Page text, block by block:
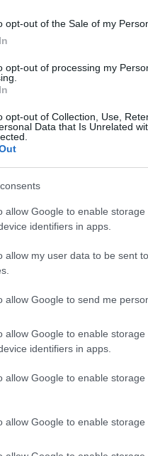
opt-out of the Sale of my
opt-out of processing my
opt-out of Collection, Use,
Data that Is Unrelated
allow Google to enable
identifiers in apps.
allow my user data to be sent
allow Google to send me
allow Google to enable
identifiers in apps.
allow Google to enable
allow Google to enable storage
hártyás részek könnyebben
de nem szabad
hatás roncsolhatja
be?
készítésekor. A májat
sütjük. A